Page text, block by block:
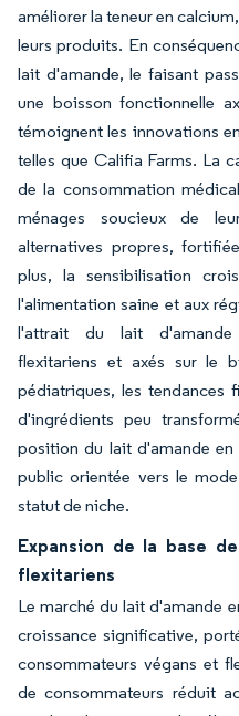
améliorer la teneur en
leurs produits. En
lait d'amande, le faisant
une boisson fonctionnelle
témoignent les innovations
telles que Califia Farms. La
de la consommation
ménages soucieux de
alternatives propres,
plus, la sensibilisation
l'alimentation saine et aux
l'attrait du lait d'amande
flexitariens et axés sur le
pédiatriques, les tendances
d'ingrédients peu
position du lait d'amande
public orientée vers le
statut de niche.
Expansion de la base
flexitariens
Le marché du lait d'amande
croissance significative,
consommateurs végans et
de consommateurs réduit